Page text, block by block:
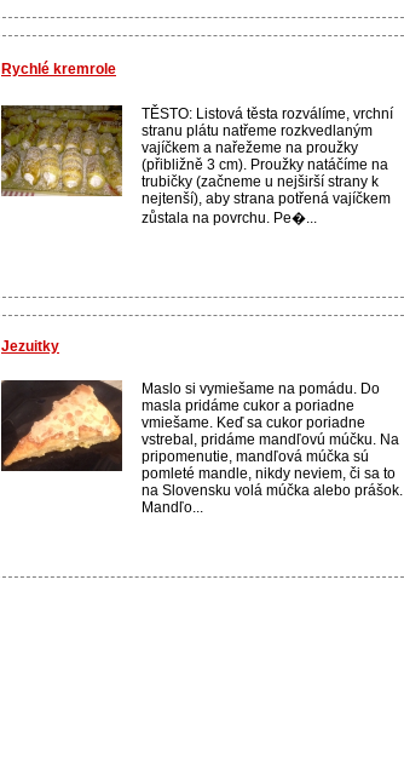
Rychlé kremrole
TĚSTO: Listová těsta rozválíme, vrchní
stranu plátu natřeme rozkvedlaným
vajíčkem a nařežeme na proužky
(přibližně 3 cm). Proužky natáčíme na
trubičky (začneme u nejširší strany k
nejtenší), aby strana potřená vajíčkem
zůstala na povrchu. Pe�...
Jezuitky
Maslo si vymiešame na pomádu. Do
masla pridáme cukor a poriadne
vmiešame. Keď sa cukor poriadne
vstrebal, pridáme mandľovú múčku. Na
pripomenutie, mandľová múčka sú
pomleté mandle, nikdy neviem, či sa to
na Slovensku volá múčka alebo prášok.
Mandľo...